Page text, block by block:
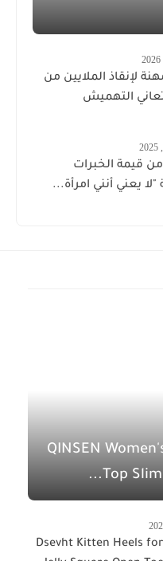
لإنقاذ الملايين من
التهميش
من قيمة الخبرات
"لا يعني أنني امرأة...
QINSEN
Top
Dsevht Kitten Heels